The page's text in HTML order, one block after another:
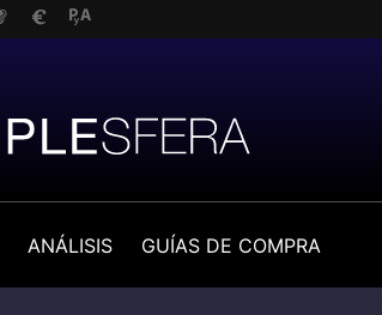
ANÁLISIS GUÍAS DE COMPRA